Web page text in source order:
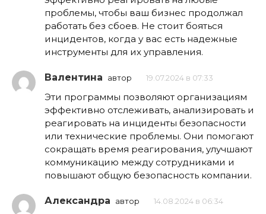
проблемы, чтобы ваш бизнес продолжал
работать без сбоев. Не стоит бояться
инцидентов, когда у вас есть надежные
инструменты для их управления.
Валентина автор 19.07.2024 в 07:33
Эти программы позволяют организациям
эффективно отслеживать, анализировать и
реагировать на инциденты безопасности
или технические проблемы. Они помогают
сокращать время реагирования, улучшают
коммуникацию между сотрудниками и
повышают общую безопасность компании.
Александра автор 14.08.2024 в 06:34